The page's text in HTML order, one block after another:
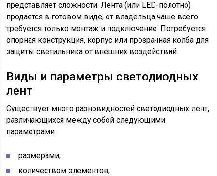
представляет сложности. Лента (или LED-полотно)
продается в готовом виде, от владельца чаще всего
требуется только монтаж и подключение. Потребуется
опорная конструкция, корпус или прозрачная колба для
защиты светильника от внешних воздействий.
Виды и параметры светодиодных
лент
Существует много разновидностей светодиодных лент,
различающихся между собой следующими
параметрами:
размерами;
количеством элементов;